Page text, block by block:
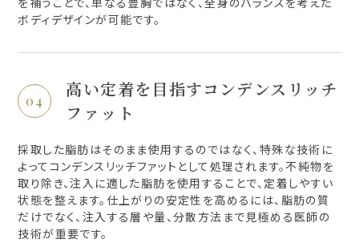
ボディデザインが可能です。
高い定着を目指すコンデンスリッチ
ファット
採取した脂肪はそのまま使用するのではなく、特殊な技術に
よってコンデンスリッチファットとして処理されます。不純物を
取り除き、注入に適した脂肪を使用することで、定着しやすい
状態を整えます。仕上がりの安定性を高めるには、脂肪の質
だけでなく、注入する層や量、分散方法まで見極める医師の
技術が重要です。